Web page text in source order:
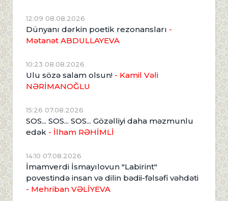
12:09 08.08.2026
Dünyanı dərkin poetik rezonansları -
Mətanət ABDULLAYEVA
10:23 08.08.2026
Ulu sözə salam olsun! - Kamil Vəli
NƏRİMANOĞLU
15:26 07.08.2026
SOS... SOS... SOS... Gözəlliyi daha məzmunlu
edək - İlham RƏHİMLİ
14:10 07.08.2026
İmamverdi İsmayılovun "Labirint"
povestində insan və dilin bədii-fəlsəfi vəhdəti
- Mehriban VƏLİYEVA